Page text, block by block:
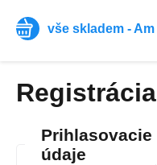
vše skladem - Am
Registrácia
Prihlasovacie
údaje